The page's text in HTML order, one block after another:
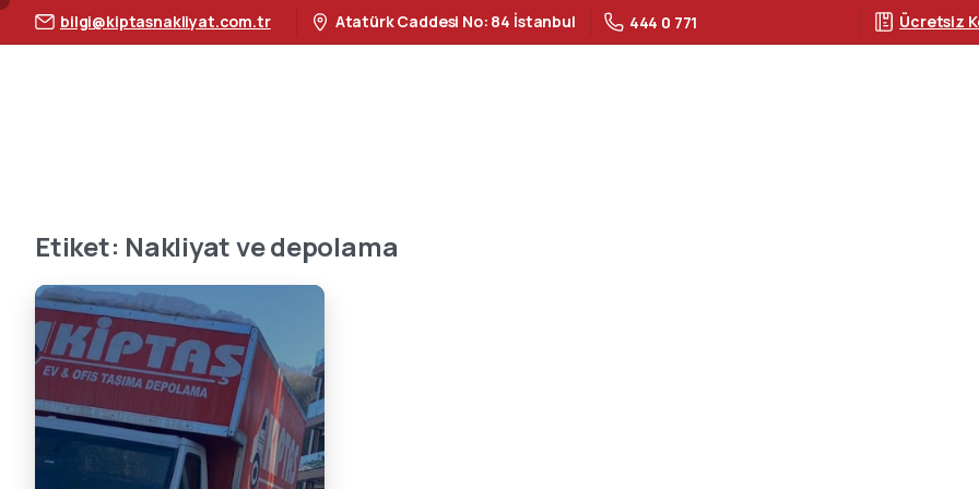
bilgi@kiptasnakliyat.com.tr Atatürk Caddesi No: 84 İstanbul 444 0 771 Ücretsiz
Etiket: Nakliyat ve depolama